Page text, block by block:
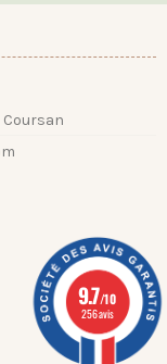
Coursan
9.7/10
256 avis